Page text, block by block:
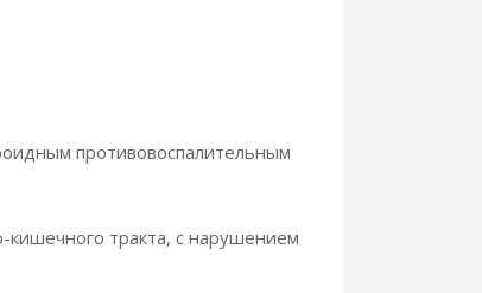
противовоспалительным
тракта, с нарушением